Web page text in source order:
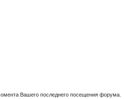
Вашего последнего посещения форума.